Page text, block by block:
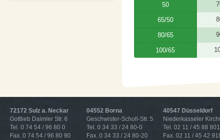
50
65/50
80/65
100/65
72172 Sulz a. Neckar
Gottlieb Daimler Str. 6
Tel. 0 74 54 / 96 80 0
Fax. 0 74 54 / 96 80 90
04552 Borna
Geschwister-Scholl-Str. 5
Tel. 0 34 33 / 24 80-0
Fax. 0 34 33 / 24 80-20
40547 Düsseldorf
Niederkasseler
Tel. 02 11 / 45 88 801
Fax. 02 11 / 45 42